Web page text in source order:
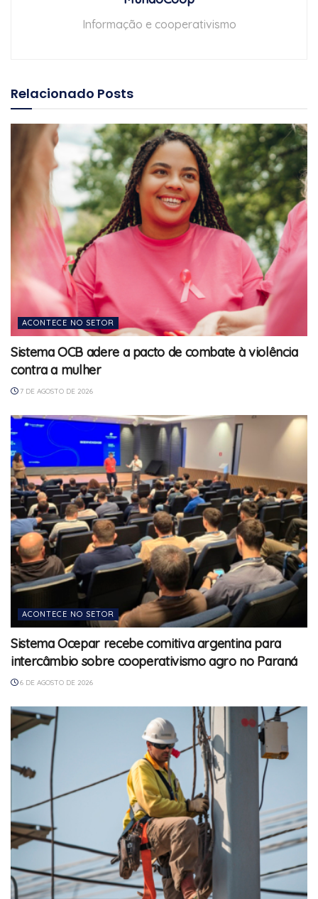
Informação e cooperativismo
Relacionado Posts
ACONTECE NO SETOR
Sistema OCB adere a pacto de combate à violência
contra a mulher
7 DE AGOSTO DE 2026
ACONTECE NO SETOR
Sistema Ocepar recebe comitiva argentina para
intercâmbio sobre cooperativismo agro no Paraná
6 DE AGOSTO DE 2026